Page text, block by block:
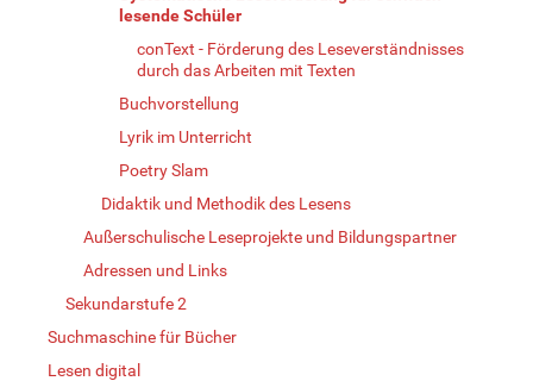
lesende Schüler
conText - Förderung des Leseverständnisses
durch das Arbeiten mit Texten
Buchvorstellung
Lyrik im Unterricht
Poetry Slam
Didaktik und Methodik des Lesens
Außerschulische Leseprojekte und Bildungspartner
Adressen und Links
Sekundarstufe 2
Suchmaschine für Bücher
Lesen digital